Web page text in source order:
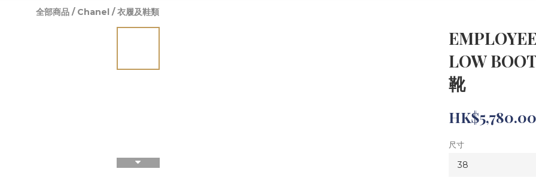
全部商品 / Chanel /衣履及鞋類
LOW
靴
HK$5,780.00
尺寸